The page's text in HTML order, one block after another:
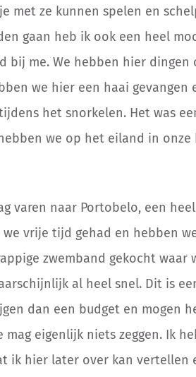
met ze kunnen spelen en
gaan heb ik ook een heel
bij me. We hebben hier
we hier een haai gevangen
het snorkelen. Het was
we op het eiland in
varen naar Portobelo, een
vrije tijd gehad en hebben
zwemband gekocht
al heel snel. Dit is
dan een budget en mogen
mag eigenlijk niets zeggen. Ik
ik hier later over kan vertellen